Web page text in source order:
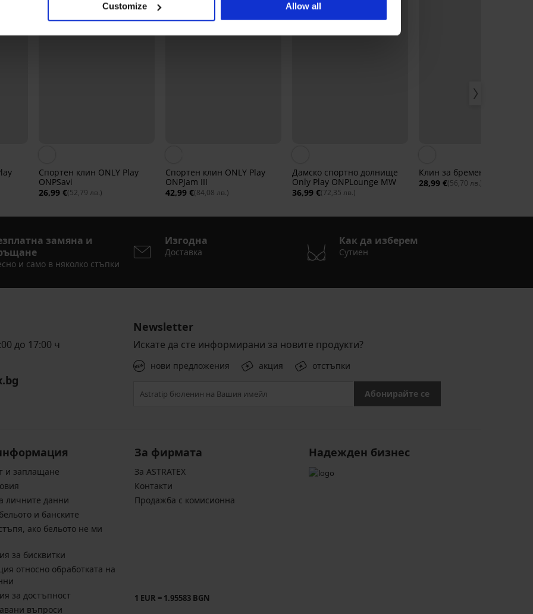
Customize Allow all
Спортен клин ONLY Play
ONPSavi
26,99 €(52,79 лв.)
Спортен клин ONLY Play
ONPJam III
42,99 €(84,08 лв.)
Дамско спортно долнище
Only Play ONPLounge MW
36,99 €(72,35 лв.)
Клин за бременни Mama I
28,99 €(56,70 лв.)
замяна и
и само в няколко стъпки
Изгодна
Доставка
Как да изберем
Сутиен
до 17:00 ч
Newsletter
Искате да сте информирани за новите продукти?
нови предложения акция отстъпки
Абонирайте се
и заплащане
личните данни
и банските
ако бельото не ми
за бисквитки
относно обработката на
за достъпност
въпроси
За фирмата
За ASTRATEX
Контакти
Продажба с комисионна
1 EUR = 1.95583 BGN
Надежден бизнес